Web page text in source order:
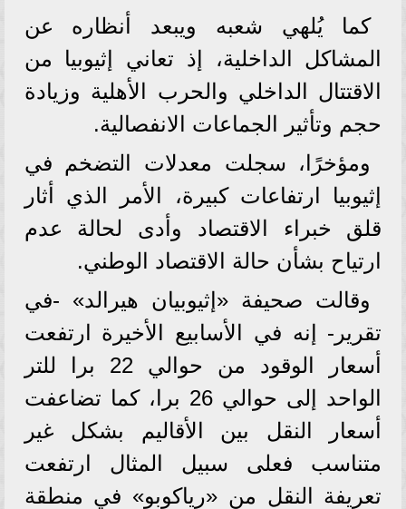
كما يُلهي شعبه ويبعد أنظاره عن
المشاكل الداخلية، إذ تعاني إثيوبيا من
الاقتتال الداخلي والحرب الأهلية وزيادة
حجم وتأثير الجماعات الانفصالية.
ومؤخرًا، سجلت معدلات التضخم في
إثيوبيا ارتفاعات كبيرة، الأمر الذي أثار
قلق خبراء الاقتصاد وأدى لحالة عدم
ارتياح بشأن حالة الاقتصاد الوطني.
وقالت صحيفة «إثيوبيان هيرالد» -في
تقرير- إنه في الأسابيع الأخيرة ارتفعت
أسعار الوقود من حوالي 22 برا للتر
الواحد إلى حوالي 26 برا، كما تضاعفت
أسعار النقل بين الأقاليم بشكل غير
متناسب فعلى سبيل المثال ارتفعت
تعريفة النقل من «رياكوبو» في منطقة